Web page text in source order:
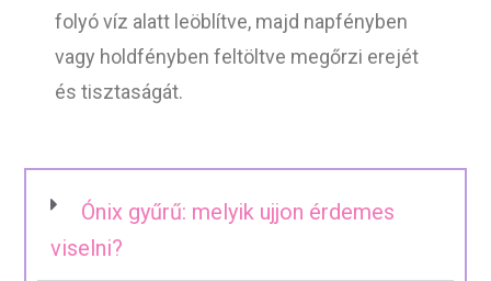
folyó víz alatt leöblítve, majd napfényben
vagy holdfényben feltöltve megőrzi erejét
és tisztaságát.
Ónix gyűrű: melyik ujjon érdemes
viselni?